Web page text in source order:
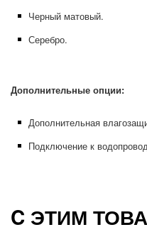
Черный матовый.
Серебро.
Дополнительные опции:
Дополнительная
Подключение к
C ЭТИМ